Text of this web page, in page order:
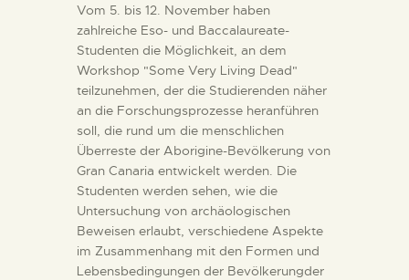
Vom 5. bis 12. November haben
zahlreiche Eso- und Baccalaureate-
Studenten die Möglichkeit, an dem
Workshop "Some Very Living Dead"
teilzunehmen, der die Studierenden näher
an die Forschungsprozesse heranführen
soll, die rund um die menschlichen
Überreste der Aborigine-Bevölkerung von
Gran Canaria entwickelt werden. Die
Studenten werden sehen, wie die
Untersuchung von archäologischen
Beweisen erlaubt, verschiedene Aspekte
im Zusammenhang mit den Formen und
Lebensbedingungen der Bevölkerungder